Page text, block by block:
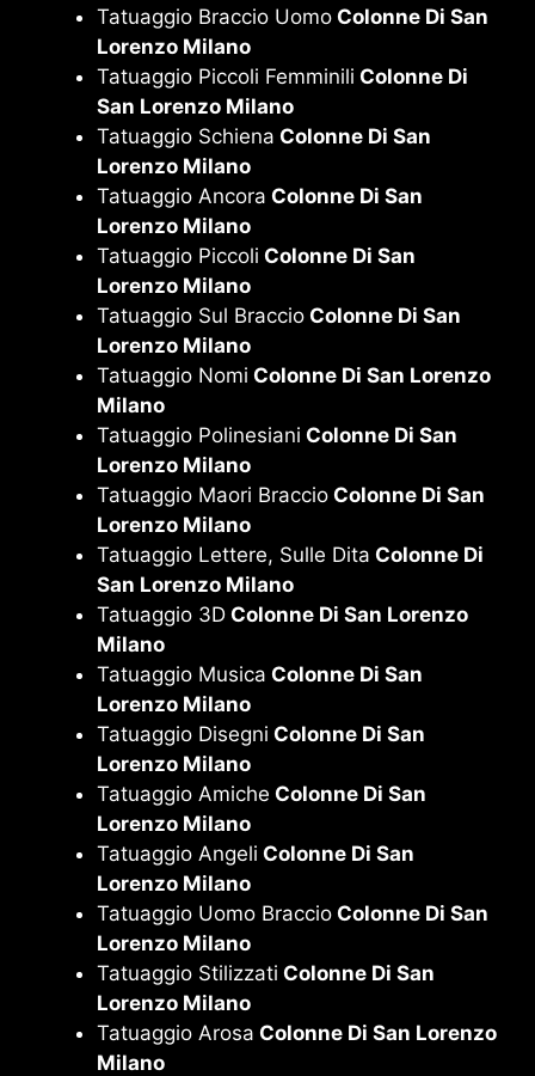
Tatuaggio Braccio Uomo Colonne Di San
Lorenzo Milano
Tatuaggio Piccoli Femminili Colonne Di
San Lorenzo Milano
Tatuaggio Schiena Colonne Di San
Lorenzo Milano
Tatuaggio Ancora Colonne Di San
Lorenzo Milano
Tatuaggio Piccoli Colonne Di San
Lorenzo Milano
Tatuaggio Sul Braccio Colonne Di San
Lorenzo Milano
Tatuaggio Nomi Colonne Di San Lorenzo
Milano
Tatuaggio Polinesiani Colonne Di San
Lorenzo Milano
Tatuaggio Maori Braccio Colonne Di San
Lorenzo Milano
Tatuaggio Lettere, Sulle Dita Colonne Di
San Lorenzo Milano
Tatuaggio 3D Colonne Di San Lorenzo
Milano
Tatuaggio Musica Colonne Di San
Lorenzo Milano
Tatuaggio Disegni Colonne Di San
Lorenzo Milano
Tatuaggio Amiche Colonne Di San
Lorenzo Milano
Tatuaggio Angeli Colonne Di San
Lorenzo Milano
Tatuaggio Uomo Braccio Colonne Di San
Lorenzo Milano
Tatuaggio Stilizzati Colonne Di San
Lorenzo Milano
Tatuaggio Arosa Colonne Di San Lorenzo
Milano